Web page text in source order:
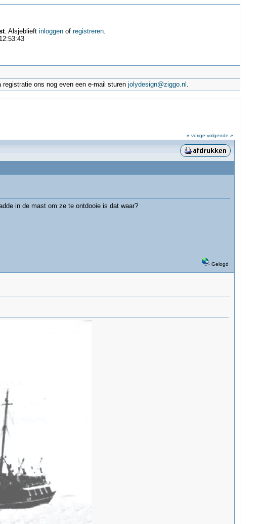
. Alsjeblieft inloggenof registreren.
registratie ons nog even een e-mail sturenjolydesign@ziggo.nl .
« vorige volgende »
in de mast om ze te ontdooie is dat waar?
Gelogd